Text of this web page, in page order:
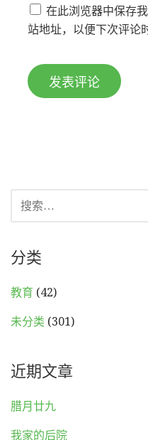
在此浏览器中保存
站地址，以便下次评论
索：
分类
教育 (42)
未分类 (301)
近期文章
腊月廿九
我家的后院